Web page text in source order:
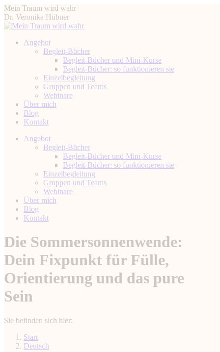
Zum
Inhalt
springen
Mein Traum wird wahr
Dr. Veronika Hübner
Angebot
Begleit-Bücher
Begleit-Bücher und Mini-Kurse
Begleit-Bücher: so funktionieren sie
Einzelbegleitung
Gruppen und Teams
Webinare
Über mich
Blog
Kontakt
Instagram
Facebook
YouTube
LinkedinAngebot
Begleit-Bücher
Begleit-Bücher und Mini-Kurse
Begleit-Bücher: so funktionieren sie
Einzelbegleitung
Gruppen und Teams
Webinare
Über mich
Blog
Kontakt
Die Sommersonnenwende:
Dein Fixpunkt für Fülle,
Orientierung und das pure
Sein
Sie befinden sich hier:
Start
Deutsch